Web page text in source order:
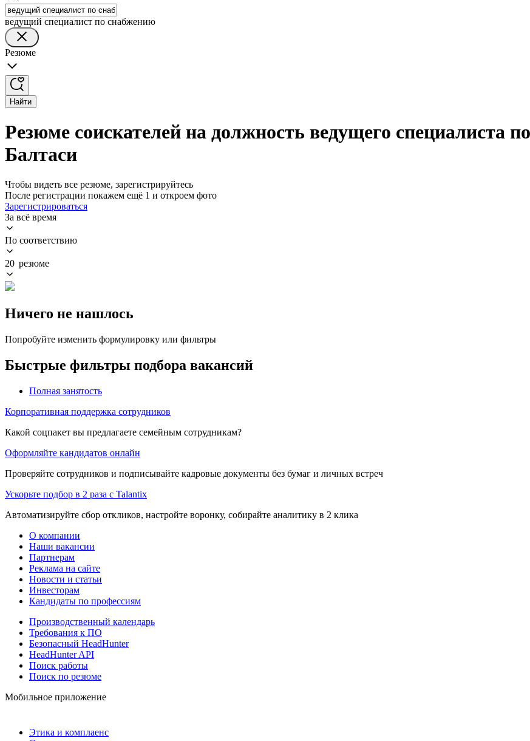
ведущий специалист по снабжению
Резюме
Найти
Резюме соискателей на должность ведущего специалиста
Балтаси
Чтобы видеть все резюме, зарегистрируйтесь
После регистрации покажем ещё 1 и откроем фото
Зарегистрироваться
За всё время
По соответствию
20 резюме
Ничего не нашлось
Попробуйте изменить формулировку или фильтры
Быстрые фильтры подбора вакансий
Полная занятость
Корпоративная поддержка сотрудников
Какой соцпакет вы предлагаете семейным сотрудникам?
Оформляйте кандидатов онлайн
Проверяйте сотрудников и подписывайте кадровые документы без бумаг и личных встреч
Ускорьте подбор в 2 раза с Talantix
Автоматизируйте сбор откликов, настройте воронку, собирайте аналитику в 2 клика
О компании
Наши вакансии
Партнерам
Реклама на сайте
Новости и статьи
Инвесторам
Кандидаты по профессиям
Производственный календарь
Требования к ПО
Безопасный HeadHunter
HeadHunter API
Поиск работы
Поиск по резюме
Мобильное приложение
Этика и комплаенс